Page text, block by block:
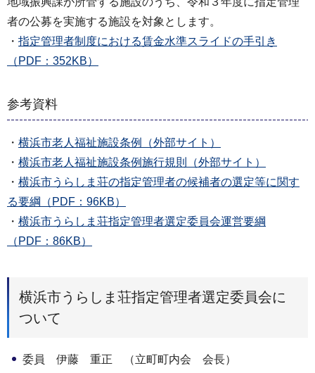
者の公募を実施する施設を対象とします。
・ 指定管理者制度における賃金水準スライドの手引き
（PDF：352KB）
参考資料
・ 横浜市老人福祉施設条例（外部サイト）
・ 横浜市老人福祉施設条例施行規則（外部サイト）
・ 横浜市うらしま荘の指定管理者の候補者の選定等に関す
る要綱（PDF：96KB）
・ 横浜市うらしま荘指定管理者選定委員会運営要綱
（PDF：86KB）
横浜市うらしま荘指定管理者選定委員会に
ついて
委員 伊藤 重正 （立町町内会 会長）